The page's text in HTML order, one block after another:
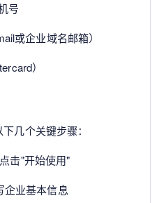
号
或企业域名邮箱）
）
几个关键步骤：
击"开始使用"
企业基本信息